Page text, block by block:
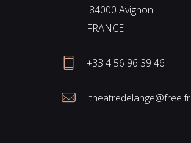
84000 Avignon
FRANCE
+33 4 56 96 39 46
theatredelange@free.fr